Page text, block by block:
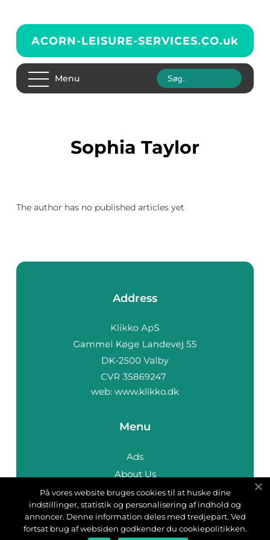
ACORN-LEISURE-SERVICES.CO.uk
Menu
Sophia Taylor
The author has no published articles yet
Address
web: www.klikko.dk
Menu
Ads
About Us
Cookies
Contact
Sitemap
På vores website bruges cookies til at huske dine
indstillinger, statistik og personalisering af indhold og
annoncer. Denne information deles med tredjepart. Ved
fortsat brug af websiden godkender du cookiepolitikken.